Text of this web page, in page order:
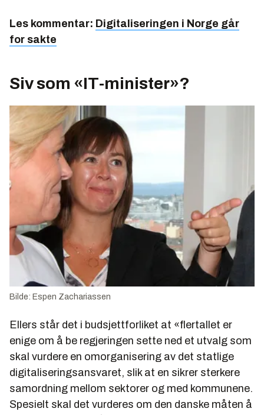
Les kommentar: Digitaliseringen i Norge går
for sakte
Siv som «IT-minister»?
Bilde: Espen Zachariassen
Ellers står det i budsjettforliket at «flertallet er
enige om å be regjeringen sette ned et utvalg som
skal vurdere en omorganisering av det statlige
digitaliseringsansvaret, slik at en sikrer sterkere
samordning mellom sektorer og med kommunene.
Spesielt skal det vurderes om den danske måten å